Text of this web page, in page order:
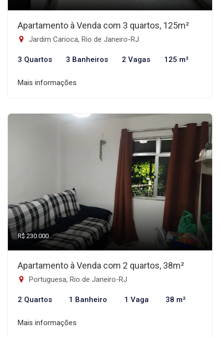
Apartamento à Venda com 3 quartos, 125m²
Jardim Carioca, Rio de Janeiro-RJ
3 Quartos 3 Banheiros 2 Vagas 125 m²
Mais informações
R$ 230.000
Apartamento à Venda com 2 quartos, 38m²
Portuguesa, Rio de Janeiro-RJ
2 Quartos 1 Banheiro 1 Vaga 38 m²
Mais informações